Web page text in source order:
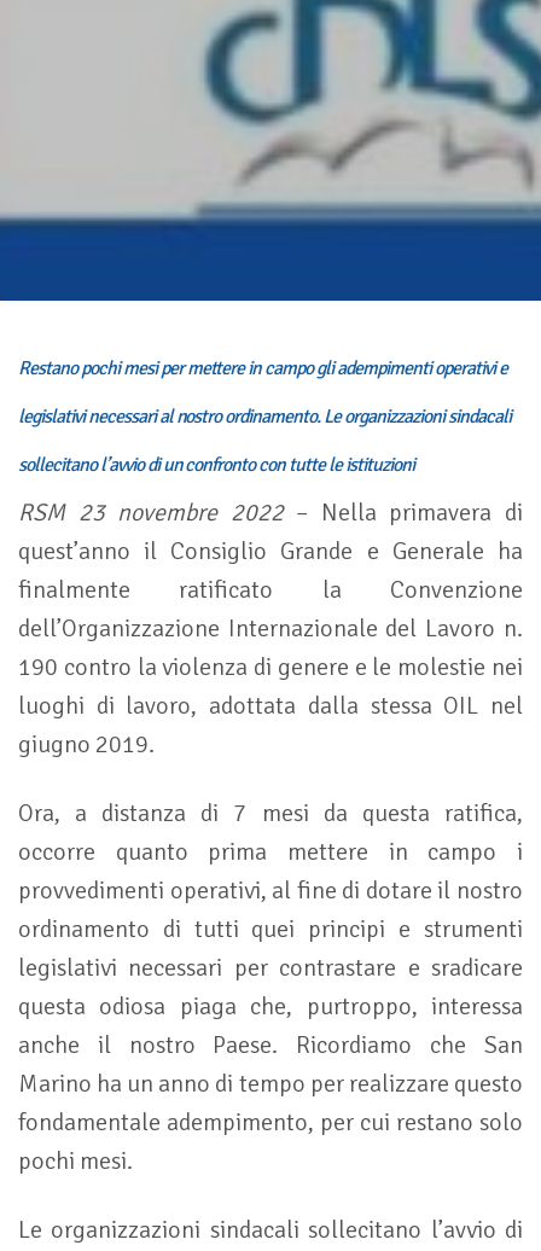
Restano pochi mesi permettere in campo gli adempimenti operativi e
legislativi necessari al nostro ordinamento. Le organizzazioni sindacali
sollecitano l’avvio di un confronto con tutte le istituzioni
RSM 23 novembre 2022– Nella primavera di
quest’anno il Consiglio Grande e Generale ha
finalmente ratificato la Convenzione
dell’Organizzazione Internazionale del Lavoro n.
190 contro la violenza di genere e le molestie nei
luoghi di lavoro, adottata dalla stessa OIL nel
giugno 2019.
Ora, a distanza di 7 mesi da questa ratifica,
occorre quanto prima mettere in campo i
provvedimenti operativi, al fine di dotare il nostro
ordinamento di tutti quei principi e strumenti
legislativi necessari per contrastare e sradicare
questa odiosa piaga che, purtroppo, interessa
anche il nostro Paese. Ricordiamo che San
Marino ha un anno di tempo per realizzare questo
fondamentale adempimento, per cui restano solo
pochi mesi.
Le organizzazioni sindacali sollecitano l’avvio di